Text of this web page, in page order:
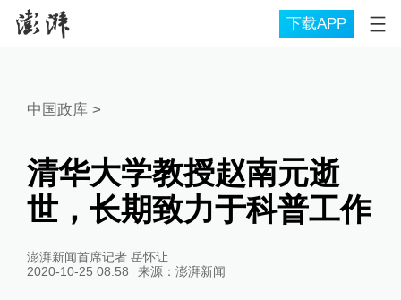
下载APP
中国政库 >
清华大学教授赵南元逝
世，长期致力于科普工作
澎湃新闻首席记者 岳怀让
2020-10-25 08:58
来源： 澎湃新闻